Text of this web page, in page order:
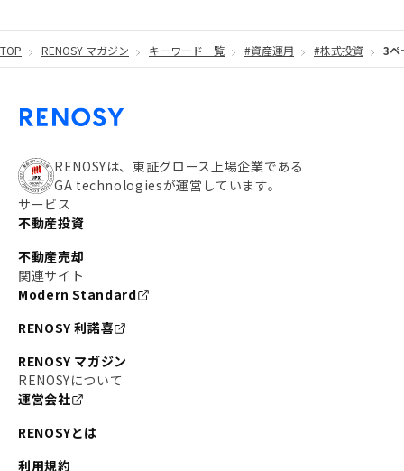
TOP RENOSY マガジン キーワード一覧 #資産運用 #株式投資 3ペ
RENOSYは、東証グロース上場企業である
GA technologiesが運営しています。
サービス
不動産投資
不動産売却
関連サイト
Modern Standard
RENOSY 利諾喜
RENOSY マガジン
RENOSYについて
運営会社
RENOSYとは
利用規約